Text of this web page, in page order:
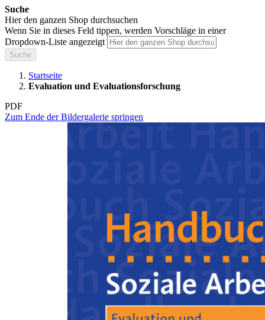
Suche
Hier den ganzen Shop durchsuchen
Wenn Sie in dieses Feld tippen, werden Vorschläge in einer
Dropdown-Liste angezeigt
Suche
Startseite
Evaluation und Evaluationsforschung
PDF
Zum Ende der Bildergalerie springen